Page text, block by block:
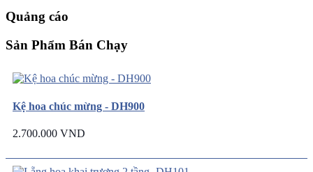
Quảng cáo
Sản Phẩm Bán Chạy
Kệ hoa chúc mừng - DH900
2.700.000 VND